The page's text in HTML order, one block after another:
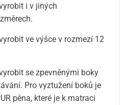
i v jiných
ve výšce v rozmezí 12
se zpevněnými boky
Pro vyztužení boků je
pěna, které je k matraci